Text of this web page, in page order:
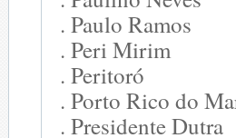
. Paulo Ramos
. Peri Mirim
. Peritoró
. Porto Rico do
. Presidente Dutra